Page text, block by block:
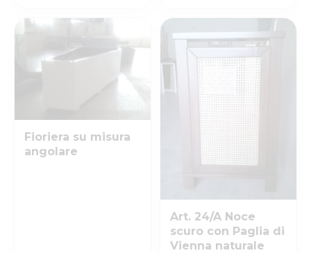
Fioriera su misura
angolare
Art. 24/A Noce
scuro con Paglia di
Vienna naturale